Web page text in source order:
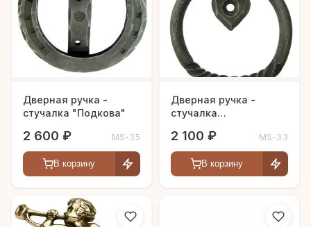
Дверная ручка -
стучалка "Подкова"
2 600 ₽ MS-35
В корзину
Дверная ручка -
стучалка
2 100 ₽ MS-33
В корзину